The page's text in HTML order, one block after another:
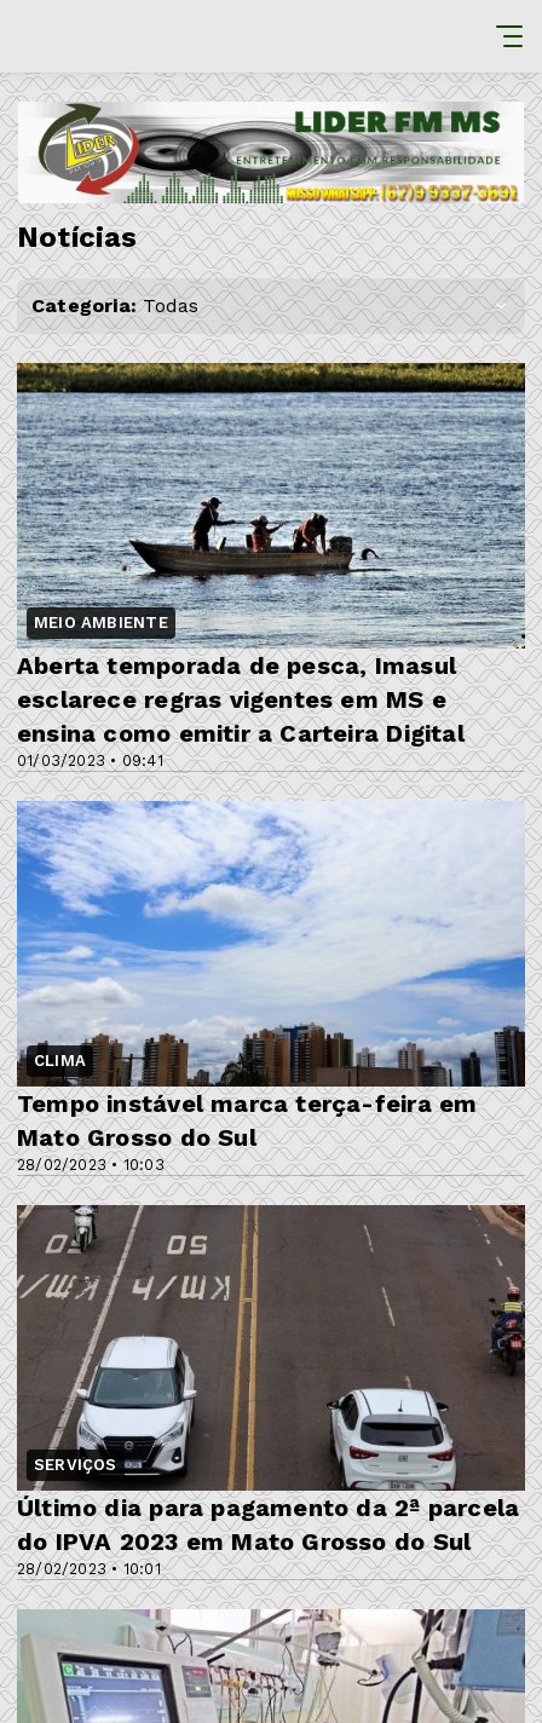
Notícias
Categoria: Todas
MEIO AMBIENTE
01/03/2023 • 09:41
Aberta temporada de pesca, Imasul
esclarece regras vigentes em MS e
ensina como emitir a Carteira Digital
CLIMA
28/02/2023 • 10:03
Tempo instável marca terça-feira em
Mato Grosso do Sul
SERVIÇOS
28/02/2023 • 10:01
Último dia para pagamento da 2ª parcela
do IPVA 2023 em Mato Grosso do Sul